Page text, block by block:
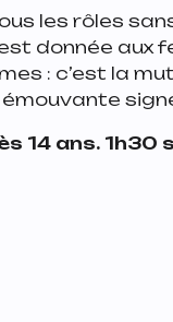
les rôles
donnée aux
: c’est la
14 ans.